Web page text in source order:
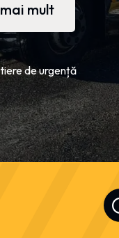
mult
de urgență